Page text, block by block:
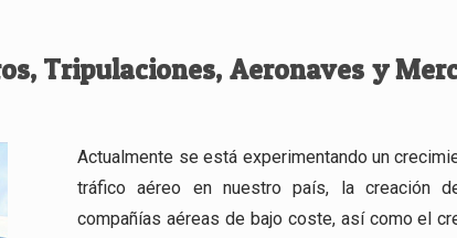
Tripulaciones, Aeronaves y
Actualmente se está experimentando un
tráfico aéreo en nuestro país, la creación
compañías aéreas de bajo coste, así como el